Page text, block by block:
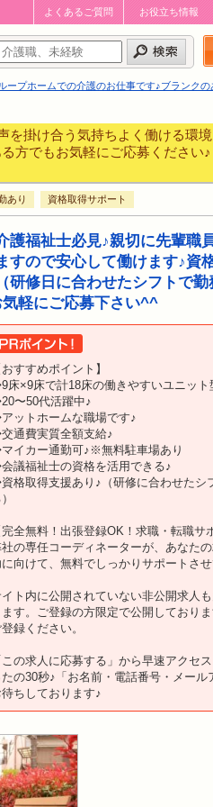
お役立ち情報
よくあるご質問
プホームでの介護のお仕事です♪ブランク
掛け合う気持ちよく働ける環
方でもお気軽にご応募ください
あり 資格取得サポート
護福祉士必見♪親切に先輩職
すので安心して働けます♪資
研修日に合わせたシフトで勤
気軽にご応募下さい^^
おすすめポイント】
床×9床で計18床の働きやすいユニット
〜50代活躍中♪
ットホームな職場です♪
通費実質全額支給♪
イカー通勤可♪※無料駐車場あり
議福祉士の資格を活用できる♪
格取得支援あり♪（研修に合わせたシ
完全無料！出張登録OK！求職・転職サ
の専任コーディネーターが、あなた
向けて、無料でしっかりサポートさせ
ト内に公開されていない非公開求人
ます。ご登録の方限定で公開しており
録ください。
この求人に応募する」から早速アクセ
たの30秒♪「お名前・電話番号・メール
待ちしております♪